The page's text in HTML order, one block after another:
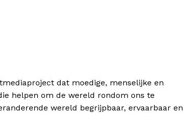
dat moedige, menselijke en
helpen om de wereld rondom ons te
wereld begrijpbaar, ervaarbaar en